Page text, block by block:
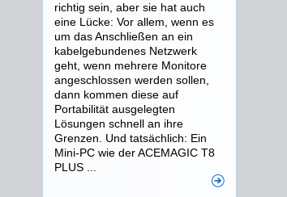
richtig sein, aber sie hat auch
eine Lücke: Vor allem, wenn es
um das Anschließen an ein
kabelgebundenes Netzwerk
geht, wenn mehrere Monitore
angeschlossen werden sollen,
dann kommen diese auf
Portabilität ausgelegten
Lösungen schnell an ihre
Grenzen. Und tatsächlich: Ein
Mini-PC wie der ACEMAGIC T8
PLUS ...